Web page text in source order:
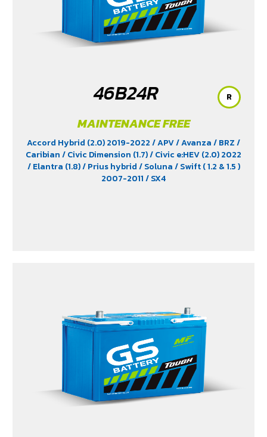
46B24R
MAINTENANCE FREE
Accord Hybrid (2.0) 2019-2022/ APV/ Avanza/ BRZ/
Caribian/ Civic Dimension (1.7)/ Civic e:HEV (2.0) 2022
/ Elantra (1.8)/ Prius hybrid/ Soluna/ Swift ( 1.2 & 1.5 )
2007-2011/ SX4
R